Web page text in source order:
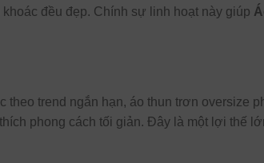
đều đẹp. Chính sự linh hoạt này giúp
theo trend ngắn hạn, áo thun trơn oversize
phong cách tối giản. Đây là một lợi thế